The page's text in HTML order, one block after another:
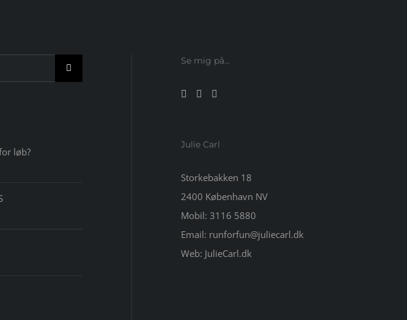
løb?
Se mig på…
Julie Carl
Storkebakken 18
2400 København NV
Mobil: 3116 5880
Email: runforfun@juliecarl.dk
Web: JulieCarl.dk